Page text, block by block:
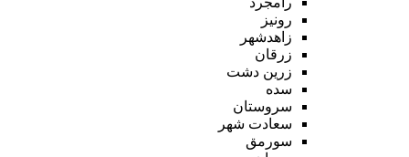
رونیز
زاهدشهر
زرقان
زرین دشت
سده
سروستان
سعادت شهر
سورمق